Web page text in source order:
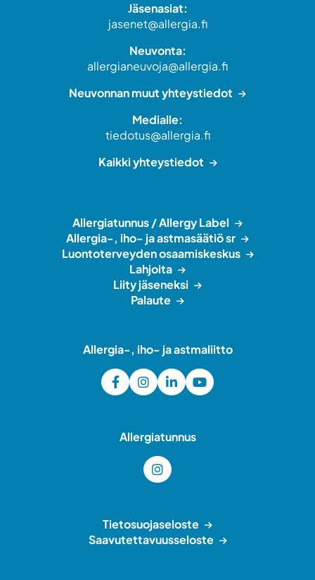
Jäsenasiat:
jasenet@allergia.fi
Neuvonta:
allergianeuvoja@allergia.fi
Neuvonnan muut yhteystiedot
Medialle:
tiedotus@allergia.fi
Kaikki yhteystiedot
Allergiatunnus / Allergy Label
Allergia-, iho- ja astmasäätiö sr
Luontoterveyden osaamiskeskus
Lahjoita
Liity jäseneksi
Palaute
Allergia-, iho- ja astmaliitto
Allergiatunnus
Tietosuojaseloste
Saavutettavuusseloste